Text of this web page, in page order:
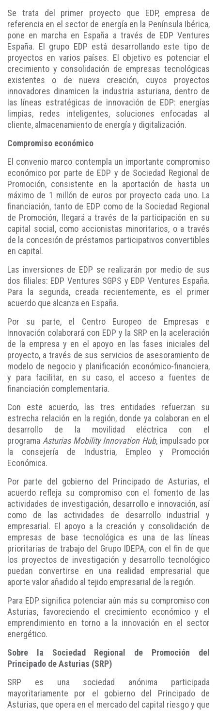
Se trata del primer proyecto que EDP, empresa de
referencia en el sector de energía en la Península Ibérica,
pone en marcha en España a través de EDP Ventures
España. El grupo EDP está desarrollando este tipo de
proyectos en varios países. El objetivo es potenciar el
crecimiento y consolidación de empresas tecnológicas
existentes o de nueva creación, cuyos proyectos
innovadores dinamicen la industria asturiana, dentro de
las líneas estratégicas de innovación de EDP: energías
limpias, redes inteligentes, soluciones enfocadas al
cliente, almacenamiento de energía y digitalización.
Compromiso económico
El convenio marco contempla un importante compromiso
económico por parte de EDP y de Sociedad Regional de
Promoción, consistente en la aportación de hasta un
máximo de 1 millón de euros por proyecto cada uno. La
financiación, tanto de EDP como de la Sociedad Regional
de Promoción, llegará a través de la participación en su
capital social, como accionistas minoritarios, o a través
de la concesión de préstamos participativos convertibles
en capital.
Las inversiones de EDP se realizarán por medio de sus
dos filiales: EDP Ventures SGPS y EDP Ventures España.
Para la segunda, creada recientemente, es el primer
acuerdo que alcanza en España.
Por su parte, el Centro Europeo de Empresas e
Innovación colaborará con EDP y la SRP en la aceleración
de la empresa y en el apoyo en las fases iniciales del
proyecto, a través de sus servicios de asesoramiento de
modelo de negocio y planificación económico-financiera,
y para facilitar, en su caso, el acceso a fuentes de
financiación complementaria.
Con este acuerdo, las tres entidades refuerzan su
estrecha relación en la región, donde ya colaboran en el
desarrollo de la movilidad eléctrica con el
programa Asturias Mobility Innovation Hub, impulsado por
la consejería de Industria, Empleo y Promoción
Económica.
Por parte del gobierno del Principado de Asturias, el
acuerdo refleja su compromiso con el fomento de las
actividades de investigación, desarrollo e innovación, así
como de las actividades de desarrollo industrial y
empresarial. El apoyo a la creación y consolidación de
empresas de base tecnológica es una de las líneas
prioritarias de trabajo del Grupo IDEPA, con el fin de que
los proyectos de investigación y desarrollo tecnológico
puedan convertirse en una realidad empresarial que
aporte valor añadido al tejido empresarial de la región.
Para EDP significa potenciar aún más su compromiso con
Asturias, favoreciendo el crecimiento económico y el
emprendimiento en torno a la innovación en el sector
energético.
Sobre la Sociedad Regional de Promoción del
Principado de Asturias (SRP)
SRP es una sociedad anónima participada
mayoritariamente por el gobierno del Principado de
Asturias, que opera en el mercado del capital riesgo y que